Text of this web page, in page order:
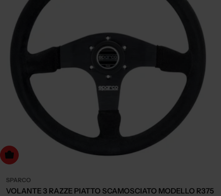
to cart
SPARCO
VOLANTE 3 RAZZE PIATTO SCAMOSCIATO MODELLO R375